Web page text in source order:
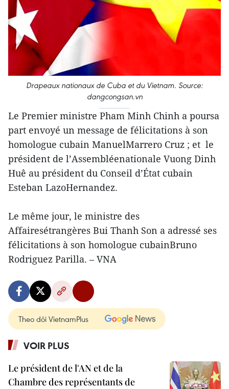
Drapeaux nationaux de Cuba et du Vietnam. Source:
dangcongsan.vn
Le Premier ministre Pham Minh Chinh a poursa
part envoyé un message de félicitations à son
homologue cubain ManuelMarrero Cruz ; et le
président de l’Assembléenationale Vuong Dinh
Huê au président du Conseil d’État cubain
Esteban LazoHernandez.
Le même jour, le ministre des
Affairesétrangères Bui Thanh Son a adressé ses
félicitations à son homologue cubainBruno
Rodriguez Parilla. – VNA
Theo dõi VietnamPlus
VOIR PLUS
Le président de l'AN et de la
Chambre des représentants de